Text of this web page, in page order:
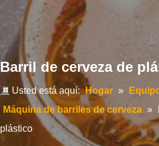
Barril de cerveza de
Usted está aquí: Hogar »
Máquina de barriles de cerveza »
plástico